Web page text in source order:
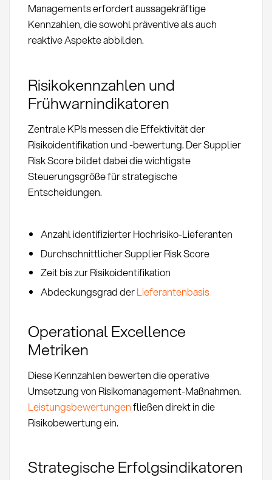
Managements erfordert aussagekräftige
Kennzahlen, die sowohl präventive als auch
reaktive Aspekte abbilden.
Risikokennzahlen und
Frühwarnindikatoren
Zentrale KPIs messen die Effektivität der
Risikoidentifikation und -bewertung. Der Supplier
Risk Score bildet dabei die wichtigste
Steuerungsgröße für strategische
Entscheidungen.
Anzahl identifizierter Hochrisiko-Lieferanten
Durchschnittlicher Supplier Risk Score
Zeit bis zur Risikoidentifikation
Abdeckungsgrad derLieferantenbasis
Operational Excellence
Metriken
Diese Kennzahlen bewerten die operative
Umsetzung von Risikomanagement-Maßnahmen.
Leistungsbewertungenfließen direkt in die
Risikobewertung ein.
Strategische Erfolgsindikatoren